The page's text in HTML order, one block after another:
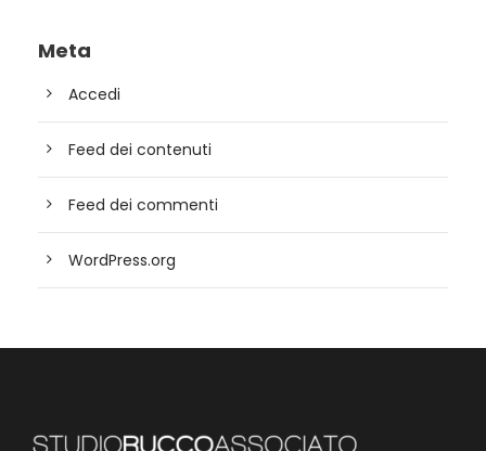
Meta
Accedi
Feed dei contenuti
Feed dei commenti
WordPress.org